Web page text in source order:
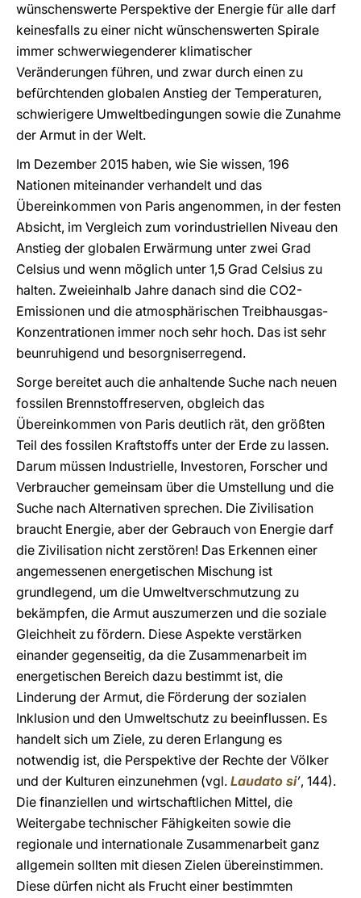
wünschenswerte Perspektive der Energie für alle darf
keinesfalls zu einer nicht wünschenswerten Spirale
immer schwerwiegenderer klimatischer
Veränderungen führen, und zwar durch einen zu
befürchtenden globalen Anstieg der Temperaturen,
schwierigere Umweltbedingungen sowie die Zunahme
der Armut in der Welt.
Im Dezember 2015 haben, wie Sie wissen, 196
Nationen miteinander verhandelt und das
Übereinkommen von Paris angenommen, in der festen
Absicht, im Vergleich zum vorindustriellen Niveau den
Anstieg der globalen Erwärmung unter zwei Grad
Celsius und wenn möglich unter 1,5 Grad Celsius zu
halten. Zweieinhalb Jahre danach sind die CO2-
Emissionen und die atmosphärischen Treibhausgas-
Konzentrationen immer noch sehr hoch. Das ist sehr
beunruhigend und besorgniserregend.
Sorge bereitet auch die anhaltende Suche nach neuen
fossilen Brennstoffreserven, obgleich das
Übereinkommen von Paris deutlich rät, den größten
Teil des fossilen Kraftstoffs unter der Erde zu lassen.
Darum müssen Industrielle, Investoren, Forscher und
Verbraucher gemeinsam über die Umstellung und die
Suche nach Alternativen sprechen. Die Zivilisation
braucht Energie, aber der Gebrauch von Energie darf
die Zivilisation nicht zerstören! Das Erkennen einer
angemessenen energetischen Mischung ist
grundlegend, um die Umweltverschmutzung zu
bekämpfen, die Armut auszumerzen und die soziale
Gleichheit zu fördern. Diese Aspekte verstärken
einander gegenseitig, da die Zusammenarbeit im
energetischen Bereich dazu bestimmt ist, die
Linderung der Armut, die Förderung der sozialen
Inklusion und den Umweltschutz zu beeinflussen. Es
handelt sich um Ziele, zu deren Erlangung es
notwendig ist, die Perspektive der Rechte der Völker
und der Kulturen einzunehmen (vgl. Laudato si’, 144).
Die finanziellen und wirtschaftlichen Mittel, die
Weitergabe technischer Fähigkeiten sowie die
regionale und internationale Zusammenarbeit ganz
allgemein sollten mit diesen Zielen übereinstimmen.
Diese dürfen nicht als Frucht einer bestimmten